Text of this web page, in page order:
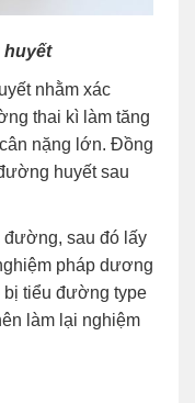
huyết
nhằm xác
thai kì làm tăng
nặng lớn. Đồng
huyết sau
sau đó lấy
pháp dương
bị tiểu đường type
làm lại nghiệm